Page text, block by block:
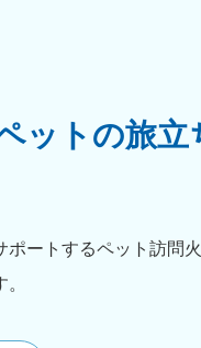
ットの旅立
ートするペット訪問